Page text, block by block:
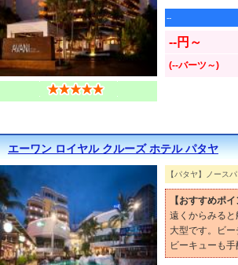
--
--円～
(--バーツ～)
エーワン ロイヤル クルーズ ホテル パタヤ
【パタヤ】ノース
【おすすめポイ
遠くからみる
大型です。ビ
ビーキューも手